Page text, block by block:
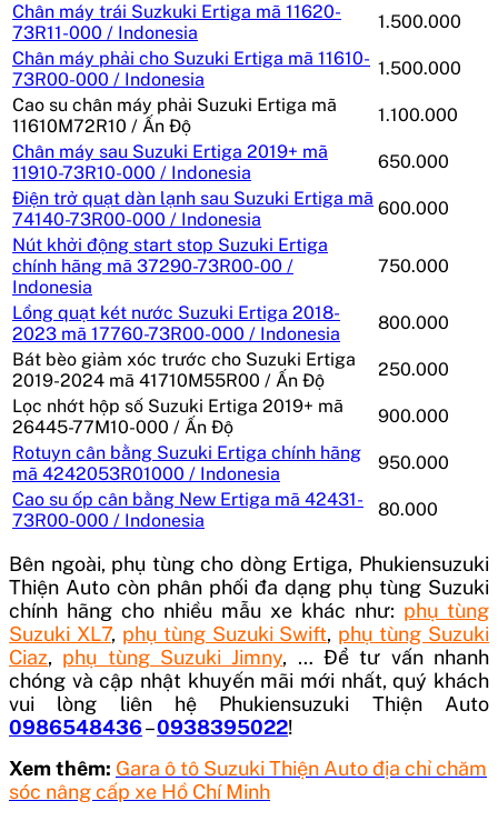
Chân máy trái Suzkuki Ertiga mã 11620-
73R11-000 / Indonesia
1.500.000
Chân máy phải cho Suzuki Ertiga mã 11610-
73R00-000 / Indonesia
1.500.000
Cao su chân máy phải Suzuki Ertiga mã
11610M72R10 / Ấn Độ
1.100.000
Chân máy sau Suzuki Ertiga 2019+ mã
11910-73R10-000 / Indonesia
650.000
Điện trở quạt dàn lạnh sau Suzuki Ertiga mã
74140-73R00-000 / Indonesia
600.000
Nút khởi động start stop Suzuki Ertiga
chính hãng mã 37290-73R00-00 /
Indonesia
750.000
Lồng quạt két nước Suzuki Ertiga 2018-
2023 mã 17760-73R00-000 / Indonesia
800.000
Bát bèo giảm xóc trước cho Suzuki Ertiga
2019-2024 mã 41710M55R00 / Ấn Độ
250.000
Lọc nhớt hộp số Suzuki Ertiga 2019+ mã
26445-77M10-000 / Ấn Độ
900.000
Rotuyn cân bằng Suzuki Ertiga chính hãng
mã 4242053R01000 / Indonesia
950.000
Cao su ốp cân bằng New Ertiga mã 42431-
73R00-000 / Indonesia
80.000
Bên ngoài, phụ tùng cho dòng Ertiga, Phukiensuzuki
Thiện Auto còn phân phối đa dạng phụ tùng Suzuki
chính hãng cho nhiều mẫu xe khác như: phụ tùng
Suzuki XL7, phụ tùng Suzuki Swift, phụ tùng Suzuki
Ciaz, phụ tùng Suzuki Jimny, … Để tư vấn nhanh
chóng và cập nhật khuyến mãi mới nhất, quý khách
vui lòng liên hệ Phukiensuzuki Thiện Auto
0986548436–0938395022!
Xem thêm: Gara ô tô Suzuki Thiện Auto địa chỉ chăm
sóc nâng cấp xe Hồ Chí Minh